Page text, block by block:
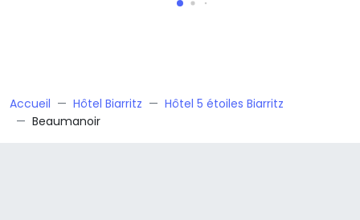
Accueil Hôtel Biarritz
Hôtel 5 étoiles Biarritz
Beaumanoir